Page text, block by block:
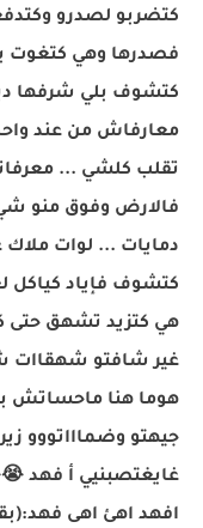
كتضربو لصدرو
فصدرها وهي كتغوت
كتشوف بلي شرفها
معارفاش من عند
تقلب كلشي ...
فالارض وفوق منو
دمايات ... لوات ملاك
كتشوف فإياد كياكل
هي كتزيد تشهق حتى
غير شافتو شهقاات
هوما هنا ماحساتش
جيهتو وضماااتووو
غايغتصبنيي أ فهد 😭
افهد اهئ اهى